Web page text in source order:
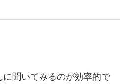
聞いてみるのが効率的で